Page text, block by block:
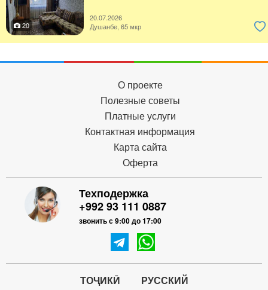
20.07.2026
20
Душанбе, 65 мкр
О проекте
Полезные советы
Платные услуги
Контактная информация
Карта сайта
Оферта
Техподержка
+992 93 111 0887
звонить с 9:00 до 17:00
ТОҶИКӢ РУССКИЙ